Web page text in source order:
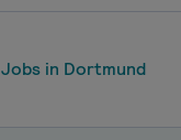
Jobs in Dortmund